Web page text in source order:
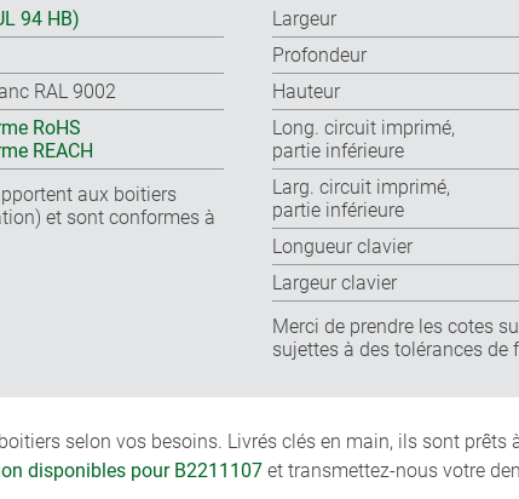
94 HB)
RAL 9002
RoHS
REACH
aux boitiers
et sont conformes à
Largeur
Profondeur
Hauteur
Long. circuit imprimé,
partie inférieure
Larg. circuit imprimé,
partie inférieure
Longueur clavier
Largeur clavier
Merci de prendre les cotes
sujettes à des tolérances
selon vos besoins. Livrés clés en main, ils sont prêts
disponibles pour B2211107 et transmettez-nous votre